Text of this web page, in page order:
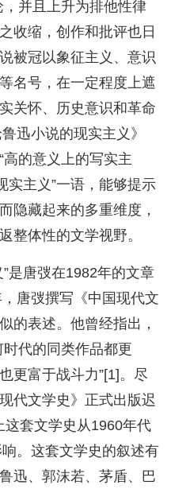
并且上升为排他性律
收缩，创作和批评也日
被冠以象征主义、意识
名号，在一定程度上遮
关怀、历史意识和革命
迅小说的现实主义》
的意义上的写实主
实主义”一语，能够提示
隐藏起来的多重维度，
整体性的文学视野。
是唐弢在1982年的文章
唐弢撰写《中国现代文
的表述。他曾经指出，
代的同类作品都更
更富于战斗力”[1]。尽
代文学史》正式出版迟
套文学史从1960年代
。这套文学史的叙述有
迅、郭沫若、茅盾、巴